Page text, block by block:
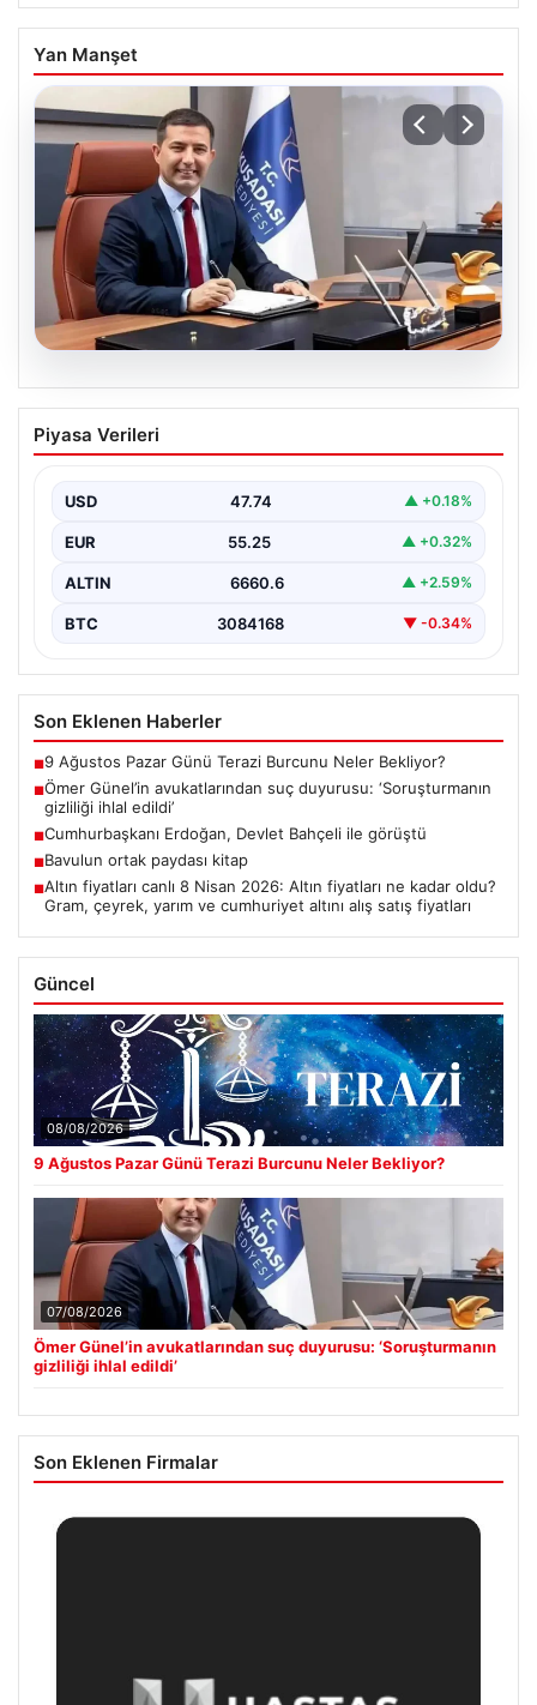
Yan Manşet
Ömer Günel’in avukatlarından suç
duyurusu: ‘Soruşturmanın gizliliği ihlal
Piyasa Verileri
USD 47.74 ▲ +0.18%
EUR 55.25 ▲ +0.32%
ALTIN 6660.6 ▲ +2.59%
BTC 3084168 ▼ -0.34%
Son Eklenen Haberler
■9 Ağustos Pazar Günü Terazi Burcunu Neler Bekliyor?
■Ömer Günel’in avukatlarından suç duyurusu: ‘Soruşturmanın
gizliliği ihlal edildi’
■Cumhurbaşkanı Erdoğan, Devlet Bahçeli ile görüştü
■Bavulun ortak paydası kitap
■Altın fiyatları canlı 8 Nisan 2026: Altın fiyatları ne kadar oldu?
Gram, çeyrek, yarım ve cumhuriyet altını alış satış fiyatları
Güncel
08/08/2026
9 Ağustos Pazar Günü Terazi Burcunu Neler Bekliyor?
07/08/2026
Ömer Günel’in avukatlarından suç duyurusu: ‘Soruşturmanın
gizliliği ihlal edildi’
Son Eklenen Firmalar